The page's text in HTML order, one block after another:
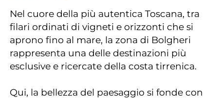
Nel cuore della più autentica Toscana, tra
filari ordinati di vigneti e orizzonti che si
aprono fino al mare, la zona di Bolgheri
rappresenta una delle destinazioni più
esclusive e ricercate della costa tirrenica.
Qui, la bellezza del paesaggio si fonde con